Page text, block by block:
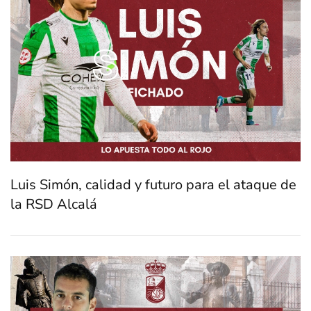
Luis Simón, calidad y futuro para el ataque de
la RSD Alcalá